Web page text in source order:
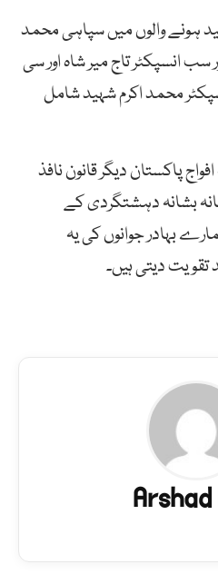
ہونے والوں میں سپاہی محمد
سب انسپکٹر تاج میر شاہ اور سی
محمد اکرم شہید شامل
پاکستان دیگر قانون نافذ
بشانہ دہشتگردی کے
بہادر جوانوں کی یہ
تقویت دیتی ہیں۔